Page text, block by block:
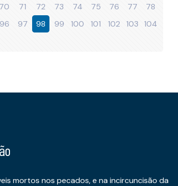
70 71 72 73 74 75 76 77
78
96 97 98 99 100 101 102 103
104
mortos nos pecados, e na incircuncisão da